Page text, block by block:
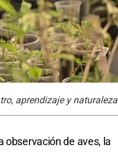
aprendizaje y naturaleza
observación de aves, la